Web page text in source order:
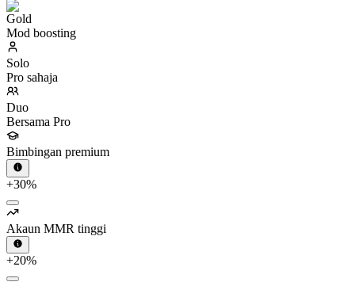
Mod boosting
Solo
Pro sahaja
Duo
Bersama Pro
Bimbingan premium
+30%
Akaun MMR tinggi
+20%